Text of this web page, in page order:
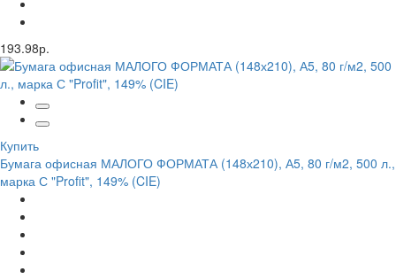
193.98р.
Купить
Бумага офисная МАЛОГО ФОРМАТА (148х210), А5, 80 г/м2, 500 л.,
марка С "Profit", 149% (CIE)